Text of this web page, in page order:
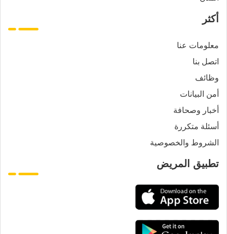
أكثر
معلومات عنا
اتصل بنا
وظائف
أمن البيانات
أخبار وصحافة
أسئلة متكررة
الشروط والخصوصية
تطبيق المريض